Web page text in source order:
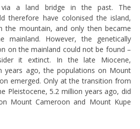
via a land bridge in the past. The
therefore have colonised the island,
the mountain, and only then became
mainland. However, the genetically
on the mainland could not be found –
it extinct. In the late Miocene,
years ago, the populations on Mount
emerged. Only at the transition from
Pleistocene, 5.2 million years ago, did
Mount Cameroon and Mount Kupe